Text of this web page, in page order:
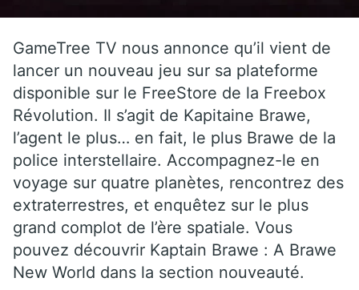
GameTree TV nous annonce qu’il vient de
lancer un nouveau jeu sur sa plateforme
disponible sur le FreeStore de la Freebox
Révolution. Il s’agit de Kapitaine Brawe,
l’agent le plus… en fait, le plus Brawe de la
police interstellaire. Accompagnez-le en
voyage sur quatre planètes, rencontrez des
extraterrestres, et enquêtez sur le plus
grand complot de l’ère spatiale. Vous
pouvez découvrir Kaptain Brawe : A Brawe
New World dans la section nouveauté.